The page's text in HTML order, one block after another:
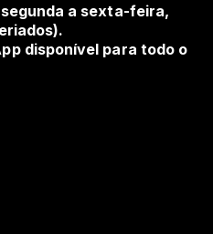
a sexta-feira,
disponível para todo o